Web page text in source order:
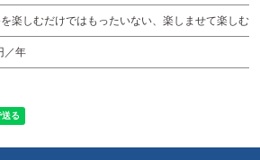
楽しむだけではもったいない、楽しませて楽しむ
／年